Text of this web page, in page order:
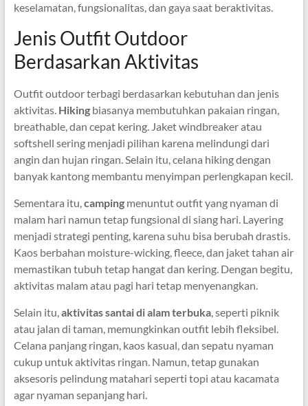
keselamatan, fungsionalitas, dan gaya saat beraktivitas.
Jenis Outfit Outdoor
Berdasarkan Aktivitas
Outfit outdoor terbagi berdasarkan kebutuhan dan jenis
aktivitas. Hikingbiasanya membutuhkan pakaian ringan,
breathable, dan cepat kering. Jaket windbreaker atau
softshell sering menjadi pilihan karena melindungi dari
angin dan hujan ringan. Selain itu, celana hiking dengan
banyak kantong membantu menyimpan perlengkapan kecil.
Sementara itu,campingmenuntut outfit yang nyaman di
malam hari namun tetap fungsional di siang hari. Layering
menjadi strategi penting, karena suhu bisa berubah drastis.
Kaos berbahan moisture-wicking, fleece, dan jaket tahan air
memastikan tubuh tetap hangat dan kering. Dengan begitu,
aktivitas malam atau pagi hari tetap menyenangkan.
Selain itu,aktivitas santai di alam terbuka, seperti piknik
atau jalan di taman, memungkinkan outfit lebih fleksibel.
Celana panjang ringan, kaos kasual, dan sepatu nyaman
cukup untuk aktivitas ringan. Namun, tetap gunakan
aksesoris pelindung matahari seperti topi atau kacamata
agar nyaman sepanjang hari.